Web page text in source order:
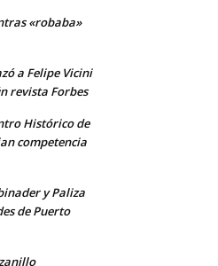
«robaba»
a Felipe Vicini
revista Forbes
Histórico de
competencia
y Paliza
de Puerto